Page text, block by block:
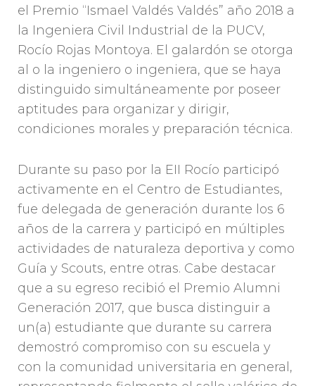
el Premio “Ismael Valdés Valdés” año 2018 a
la Ingeniera Civil Industrial de la PUCV,
Rocío Rojas Montoya. El galardón se otorga
al o la ingeniero o ingeniera, que se haya
distinguido simultáneamente por poseer
aptitudes para organizar y dirigir,
condiciones morales y preparación técnica.
Durante su paso por la EII Rocío participó
activamente en el Centro de Estudiantes,
fue delegada de generación durante los 6
años de la carrera y participó en múltiples
actividades de naturaleza deportiva y como
Guía y Scouts, entre otras. Cabe destacar
que a su egreso recibió el Premio Alumni
Generación 2017, que busca distinguir a
un(a) estudiante que durante su carrera
demostró compromiso con su escuela y
con la comunidad universitaria en general,